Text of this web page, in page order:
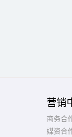
营销
商务合
媒资合